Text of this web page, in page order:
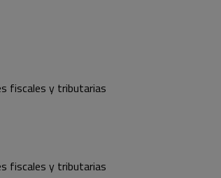
fiscales y tributarias
fiscales y tributarias